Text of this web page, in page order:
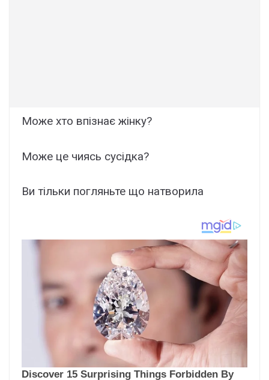
Може хто впізнає жiнку?
Може це чиясь сусiдка?
Ви тільки погляньте що натвоpила